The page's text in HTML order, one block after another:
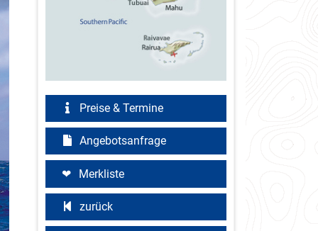
Preise & Termine
Angebotsanfrage
Merkliste
zurück